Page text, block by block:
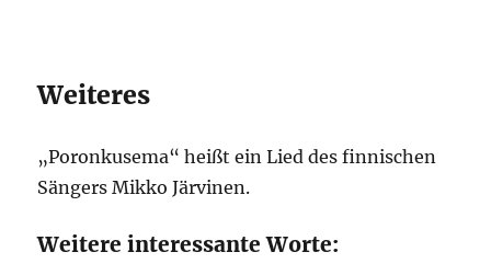
Weiteres
„Poronkusema“ heißt ein Lied des finnischen
Sängers Mikko Järvinen.
Weitere interessante Worte: